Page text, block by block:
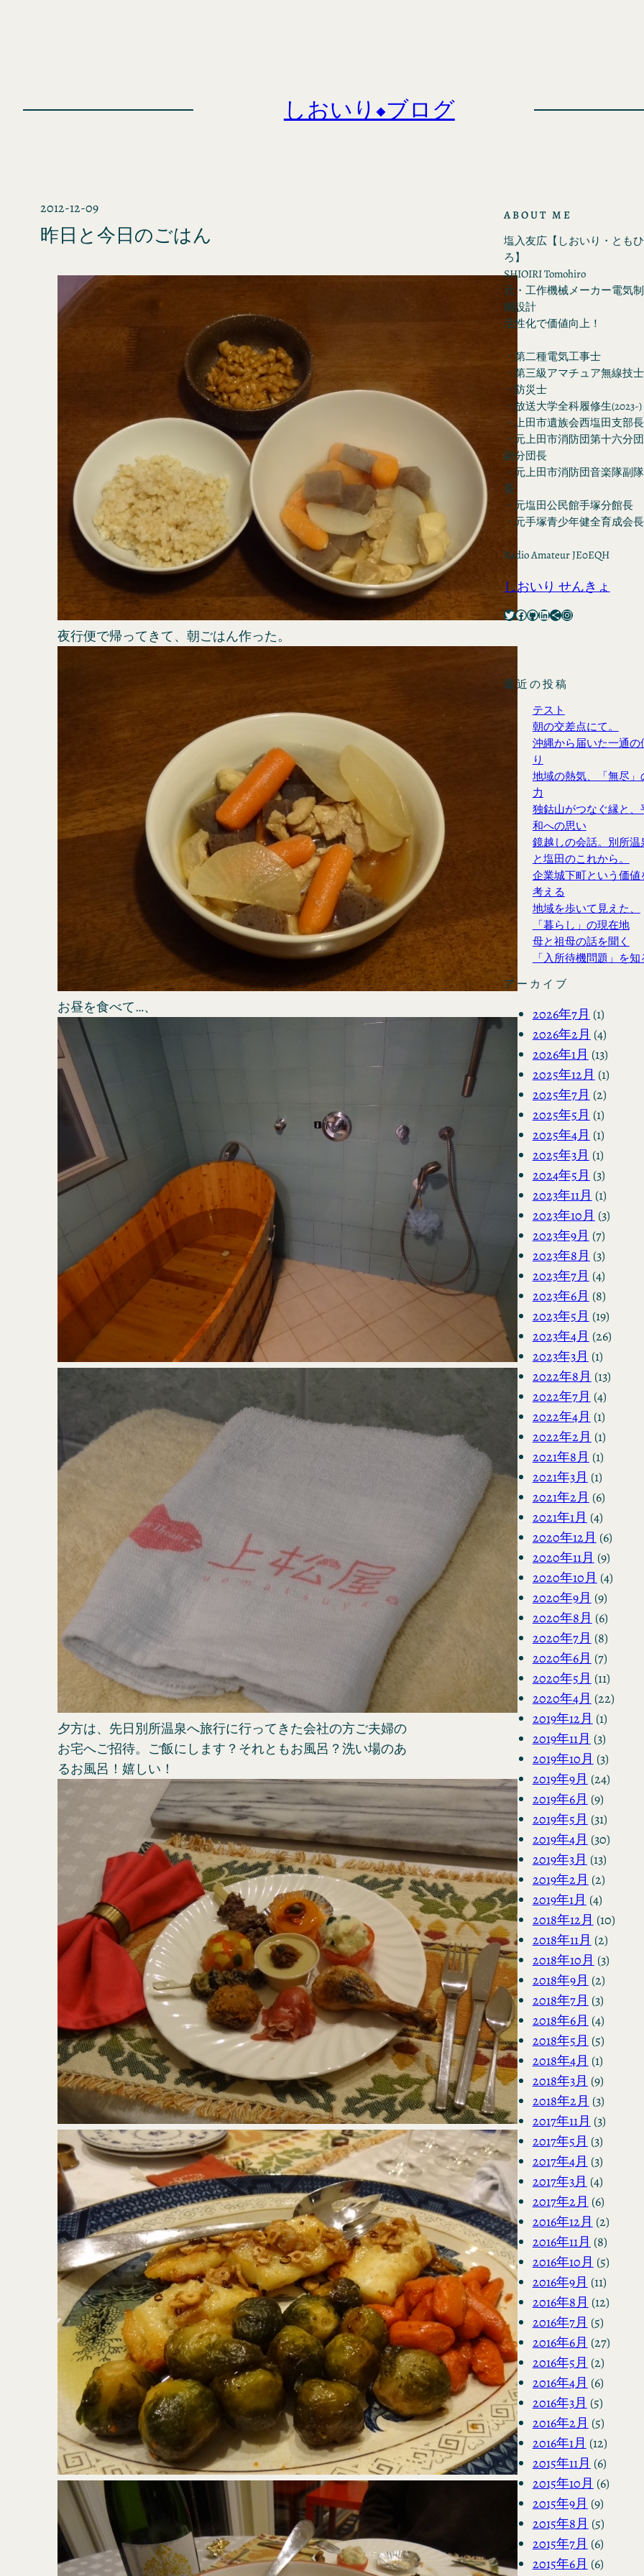
しおいり◆ブログ
2012-12-09
昨日と今日のごはん
夜行便で帰ってきて、朝ごはん作った。
お昼を食べて…、
夕方は、先日別所温泉へ旅行に行ってきた会社の方ご夫婦の
お宅へご招待。ご飯にします？それともお風呂？洗い場のあ
るお風呂！嬉しい！
ABOUT ME
塩入友広【しおいり・ともひ
ろ】
SHIOIRI Tomohiro
元・工作機械メーカー電気制
御設計
活性化で価値向上！
・第二種電気工事士
・第三級アマチュア無線技士
・防災士
・放送大学全科履修生(2023-)
・上田市遺族会西塩田支部長
・元上田市消防団第十六分団
副分団長
・元上田市消防団音楽隊副隊
長
・元塩田公民館手塚分館長
・元手塚青少年健全育成会長
Radio Amateur JE0EQH
しおいり せんきょ
Twitter Facebook GitHub LinkedIn Share Icon Instagram
最近の投稿
テスト
朝の交差点にて。
沖縄から届いた一通の
り
地域の熱気、「無尽」
力
独鈷山がつなぐ縁と、
和への思い
鏡越しの会話。別所温
と塩田のこれから。
企業城下町という価値
考える
地域を歩いて見えた、
「暮らし」の現在地
母と祖母の話を聞く
「入所待機問題」を知
アーカイブ
2026年7月 (1)
2026年2月 (4)
2026年1月 (13)
2025年12月 (1)
2025年7月 (2)
2025年5月 (1)
2025年4月 (1)
2025年3月 (1)
2024年5月 (3)
2023年11月 (1)
2023年10月 (3)
2023年9月 (7)
2023年8月 (3)
2023年7月 (4)
2023年6月 (8)
2023年5月 (19)
2023年4月 (26)
2023年3月 (1)
2022年8月 (13)
2022年7月 (4)
2022年4月 (1)
2022年2月 (1)
2021年8月 (1)
2021年3月 (1)
2021年2月 (6)
2021年1月 (4)
2020年12月 (6)
2020年11月 (9)
2020年10月 (4)
2020年9月 (9)
2020年8月 (6)
2020年7月 (8)
2020年6月 (7)
2020年5月 (11)
2020年4月 (22)
2019年12月 (1)
2019年11月 (3)
2019年10月 (3)
2019年9月 (24)
2019年6月 (9)
2019年5月 (31)
2019年4月 (30)
2019年3月 (13)
2019年2月 (2)
2019年1月 (4)
2018年12月 (10)
2018年11月 (2)
2018年10月 (3)
2018年9月 (2)
2018年7月 (3)
2018年6月 (4)
2018年5月 (5)
2018年4月 (1)
2018年3月 (9)
2018年2月 (3)
2017年11月 (3)
2017年5月 (3)
2017年4月 (3)
2017年3月 (4)
2017年2月 (6)
2016年12月 (2)
2016年11月 (8)
2016年10月 (5)
2016年9月 (11)
2016年8月 (12)
2016年7月 (5)
2016年6月 (27)
2016年5月 (2)
2016年4月 (6)
2016年3月 (5)
2016年2月 (5)
2016年1月 (12)
2015年11月 (6)
2015年10月 (6)
2015年9月 (9)
2015年8月 (5)
2015年7月 (6)
2015年6月 (6)